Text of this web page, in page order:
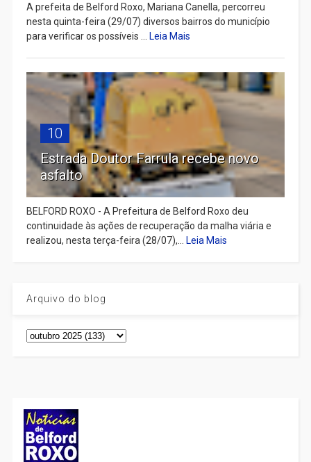
A prefeita de Belford Roxo, Mariana Canella, percorreu
nesta quinta-feira (29/07) diversos bairros do município
para verificar os possíveis ...
Leia Mais
10
Estrada Doutor Farrula recebe novo
asfalto
BELFORD ROXO - A Prefeitura de Belford Roxo deu
continuidade às ações de recuperação da malha viária e
realizou, nesta terça-feira (28/07),...
Leia Mais
Arquivo do blog